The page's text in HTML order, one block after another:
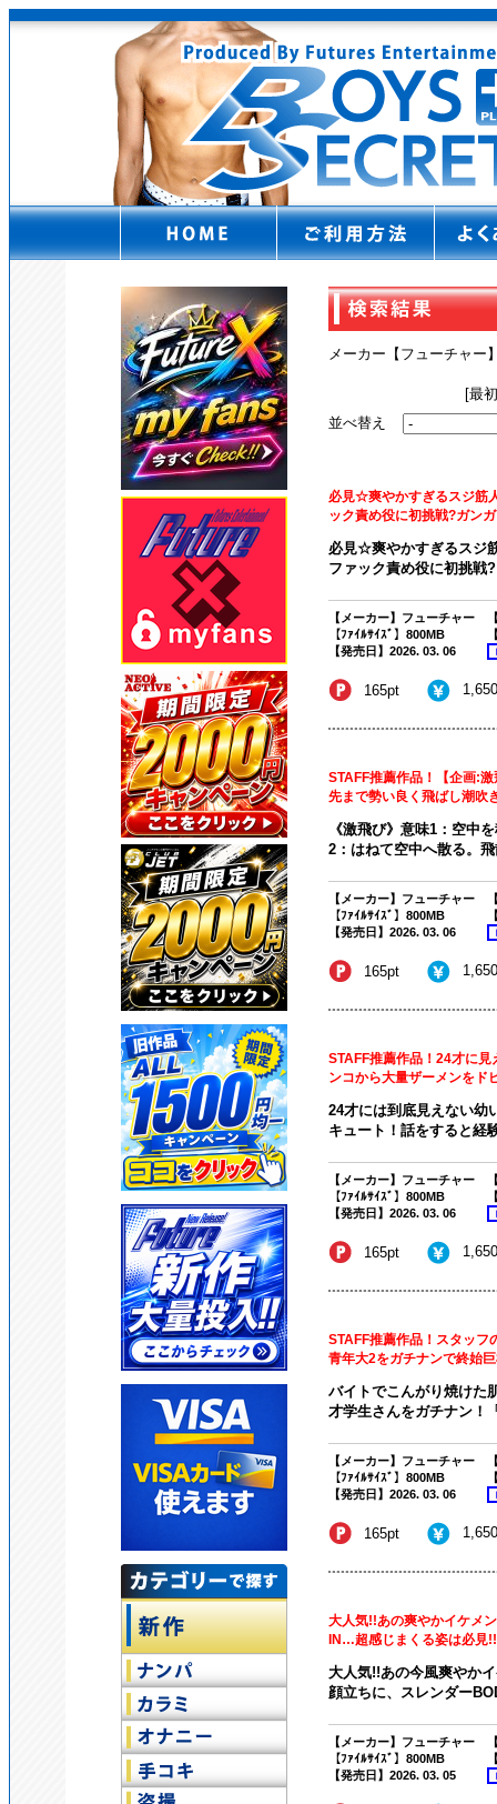
メーカー【フューチャ
[最
並べ替え
必見☆爽やかすぎるスジ筋
ック責め役に初挑戦?ガン
必見☆爽やかすぎるスジ
ファック責め役に初挑戦
【メーカー】フューチャー
【ﾌｧｲﾙｻｲｽﾞ】800MB
【発売日】2026. 03. 06
165pt
STAFF推薦作品！【企画:
先まで勢い良く飛ばし潮吹
《激飛び》意味1：空中
2：はねて空中へ散る。
【メーカー】フューチャー
【ﾌｧｲﾙｻｲｽﾞ】800MB
【発売日】2026. 03. 06
165pt
STAFF推薦作品！24才に
ンコから大量ザーメンをド
24才には到底見えない幼
キュート！話をすると経
【メーカー】フューチャー
【ﾌｧｲﾙｻｲｽﾞ】800MB
【発売日】2026. 03. 06
165pt
STAFF推薦作品！スタッフ
青年大2をガチナンで終始
バイトでこんがり焼けた
才学生さんをガチナン！
【メーカー】フューチャー
【ﾌｧｲﾙｻｲｽﾞ】800MB
【発売日】2026. 03. 06
165pt
大人気!!あの爽やかイケメ
IN…超感じまくる姿は必見
大人気!!あの今風爽やか
顔立ちに、スレンダー
【メーカー】フューチャー
【ﾌｧｲﾙｻｲｽﾞ】800MB
【発売日】2026. 03. 05